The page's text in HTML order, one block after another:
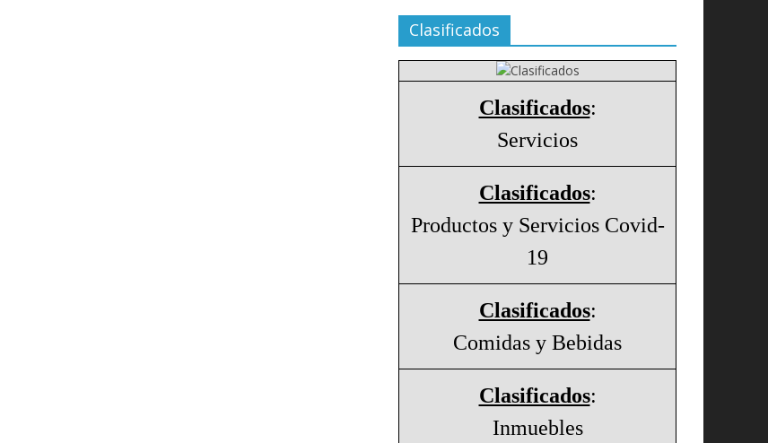
Clasificados
Clasificados:
Servicios
Clasificados:
Productos y Servicios Covid-
19
Clasificados:
Comidas y Bebidas
Clasificados:
Inmuebles